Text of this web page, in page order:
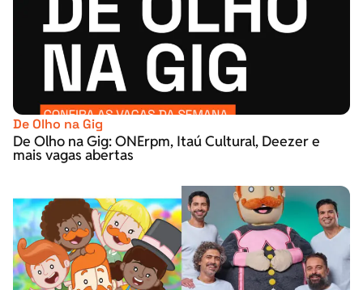
De Olho na Gig
De Olho na Gig: ONErpm, Itaú Cultural, Deezer e
mais vagas abertas